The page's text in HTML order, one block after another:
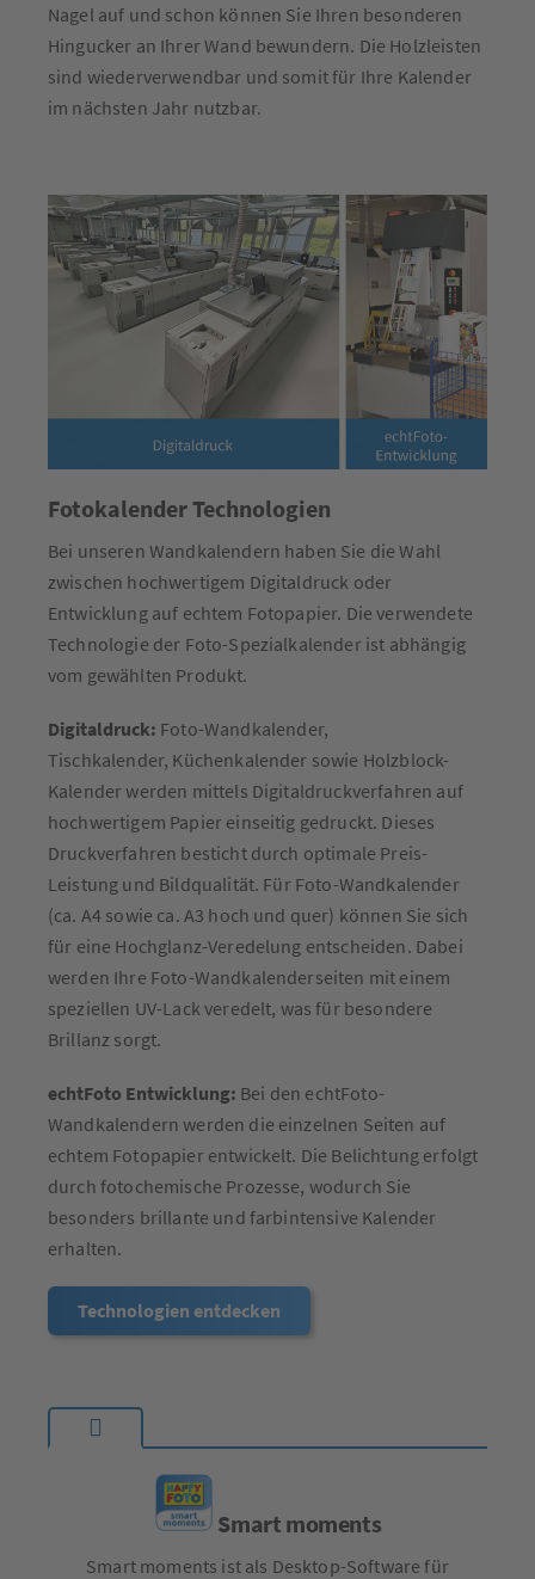
Nagel auf und schon können Sie Ihren besonderen
Hingucker an Ihrer Wand bewundern. Die Holzleisten
sind wiederverwendbar und somit für Ihre Kalender
im nächsten Jahr nutzbar.
Fotokalender Technologien
Bei unseren Wandkalendern haben Sie die Wahl
zwischen hochwertigem Digitaldruck oder
Entwicklung auf echtem Fotopapier. Die verwendete
Technologie der Foto-Spezialkalender ist abhängig
vom gewählten Produkt.
Digitaldruck: Foto-Wandkalender,
Tischkalender, Küchenkalender sowie Holzblock-
Kalender werden mittels Digitaldruckverfahren auf
hochwertigem Papier einseitig gedruckt. Dieses
Druckverfahren besticht durch optimale Preis-
Leistung und Bildqualität. Für Foto-Wandkalender
(ca. A4 sowie ca. A3 hoch und quer) können Sie sich
für eine Hochglanz-Veredelung entscheiden. Dabei
werden Ihre Foto-Wandkalenderseiten mit einem
speziellen UV-Lack veredelt, was für besondere
Brillanz sorgt.
echtFoto Entwicklung: Bei den echtFoto-
Wandkalendern werden die einzelnen Seiten auf
echtem Fotopapier entwickelt. Die Belichtung erfolgt
durch fotochemische Prozesse, wodurch Sie
besonders brillante und farbintensive Kalender
erhalten.
Technologien entdecken
Smart moments
Smart moments ist als Desktop-Software für